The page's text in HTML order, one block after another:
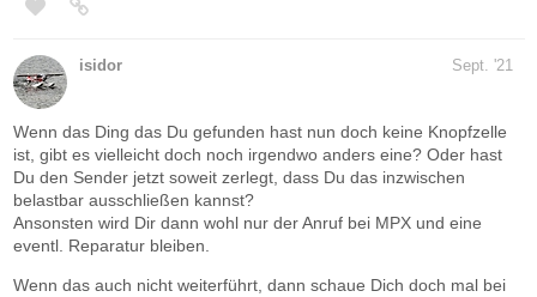
isidor Sept. '21
Wenn das Ding das Du gefunden hast nun doch keine Knopfzelle
ist, gibt es vielleicht doch noch irgendwo anders eine? Oder hast
Du den Sender jetzt soweit zerlegt, dass Du das inzwischen
belastbar ausschließen kannst?
Ansonsten wird Dir dann wohl nur der Anruf bei MPX und eine
eventl. Reparatur bleiben.
Wenn das auch nicht weiterführt, dann schaue Dich doch mal bei